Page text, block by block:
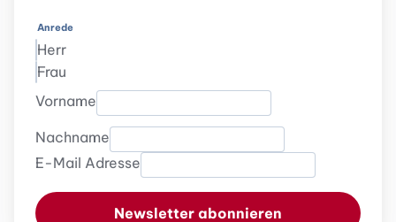
Anrede
Herr
Frau
Vorname
Nachname
E-Mail Adresse
Newsletter abonnieren